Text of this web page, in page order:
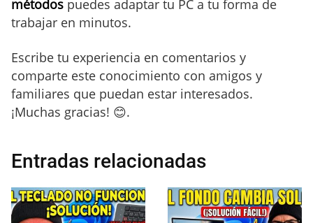
métodos puedes adaptar tu PC a tu forma de
trabajar en minutos.
Escribe tu experiencia en comentarios y
comparte este conocimiento con amigos y
familiares que puedan estar interesados.
¡Muchas gracias! 😊.
Entradas relacionadas